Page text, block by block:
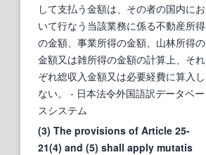
して支払う金額は、その者の国内にお
いて行なう当該業務に係る不動産所得
の金額、事業所得の金額、山林所得の
金額又は雑所得の金額の計算上、それ
ぞれ総収入金額又は必要経費に算入し
ない。
- 日本法令外国語訳データベー
スシステム
(3) The provisions of Article 25-
21(4) and (5) shall apply mutatis